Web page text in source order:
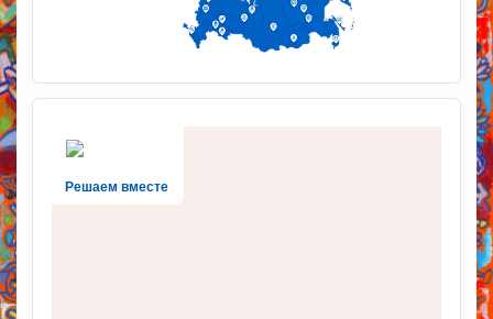
Решаем вместе